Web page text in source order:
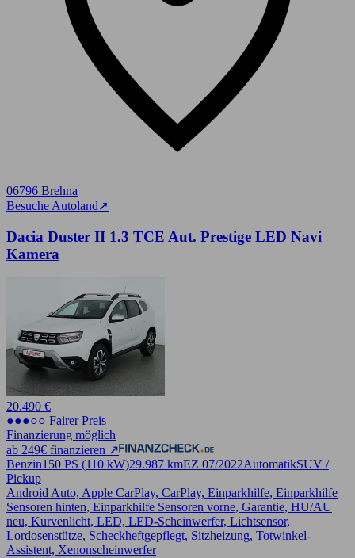
06796 Brehna
Besuche Autoland➚
Dacia Duster II 1.3 TCE Aut. Prestige LED Navi
Kamera
20.490 €
●●●○○ Fairer Preis
Finanzierung möglich
ab 249€ finanzieren ↗
Benzin150 PS (110 kW)29.987 kmEZ 07/2022AutomatikSUV /
Pickup
Android Auto, Apple CarPlay, CarPlay, Einparkhilfe, Einparkhilfe
Sensoren hinten, Einparkhilfe Sensoren vorne, Garantie, HU/AU
neu, Kurvenlicht, LED, LED-Scheinwerfer, Lichtsensor,
Lordosenstütze, Scheckheftgepflegt, Sitzheizung, Totwinkel-
Assistent, Xenonscheinwerfer